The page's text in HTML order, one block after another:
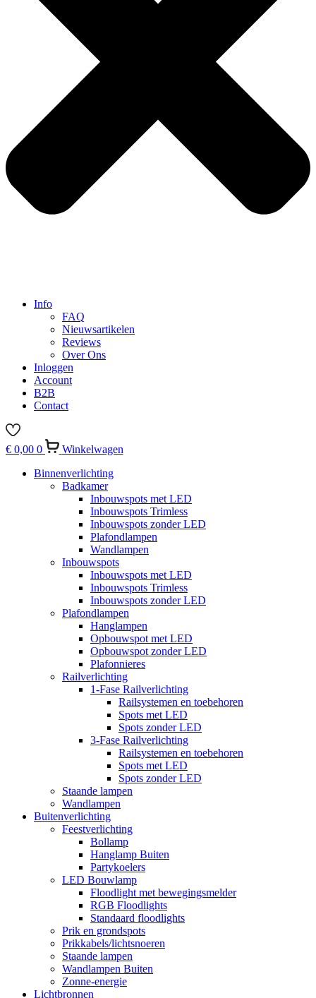
Info
FAQ
Nieuwsartikelen
Reviews
Over Ons
Inloggen
Account
B2B
Contact
€ 0,00 0
Winkelwagen
Binnenverlichting
Badkamer
Inbouwspots met LED
Inbouwspots Trimless
Inbouwspots zonder LED
Plafondlampen
Wandlampen
Inbouwspots
Inbouwspots met LED
Inbouwspots Trimless
Inbouwspots zonder LED
Plafondlampen
Hanglampen
Opbouwspot met LED
Opbouwspot zonder LED
Plafonnieres
Railverlichting
1-Fase Railverlichting
Railsystemen en toebehoren
Spots met LED
Spots zonder LED
3-Fase Railverlichting
Railsystemen en toebehoren
Spots met LED
Spots zonder LED
Staande lampen
Wandlampen
Buitenverlichting
Feestverlichting
Bollamp
Hanglamp Buiten
Partykoelers
LED Bouwlamp
Floodlight met bewegingsmelder
RGB Floodlights
Standaard floodlights
Prik en grondspots
Prikkabels/lichtsnoeren
Staande lampen
Wandlampen Buiten
Zonne-energie
Lichtbronnen